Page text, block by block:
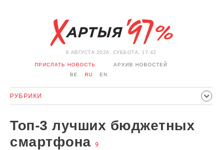
8 АВГУСТА 2026, СУББОТА, 17:42
ПРИСЛАТЬ НОВОСТЬ
АРХИВ НОВОСТЕЙ
BE
RU EN
РУБРИКИ
ПРОИСШЕСТВИЯ СПОРТ КУЛЬТУРА ИСТОРИЯ
МНЕНИЕ ИНТЕРВЬЮ ТЕХНОЛОГИИ
Топ-3 лучших бюджетных
смартфона
9